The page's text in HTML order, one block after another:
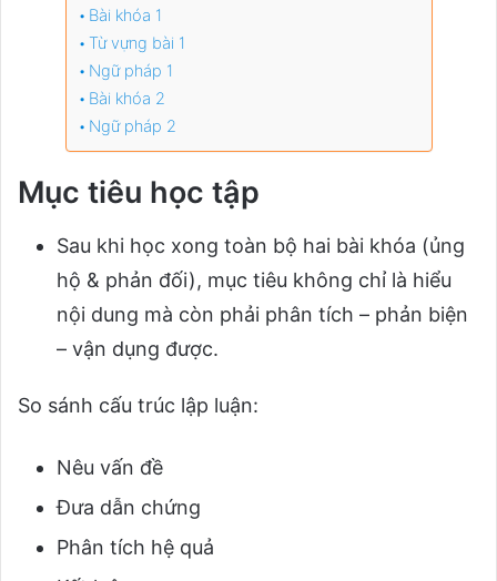
Bài khóa 1
Từ vựng bài 1
Ngữ pháp 1
Bài khóa 2
Ngữ pháp 2
Mục tiêu học tập
Sau khi học xong toàn bộ hai bài khóa (ủng
hộ & phản đối), mục tiêu không chỉ là hiểu
nội dung mà còn phải phân tích – phản biện
– vận dụng được.
So sánh cấu trúc lập luận:
Nêu vấn đề
Đưa dẫn chứng
Phân tích hệ quả